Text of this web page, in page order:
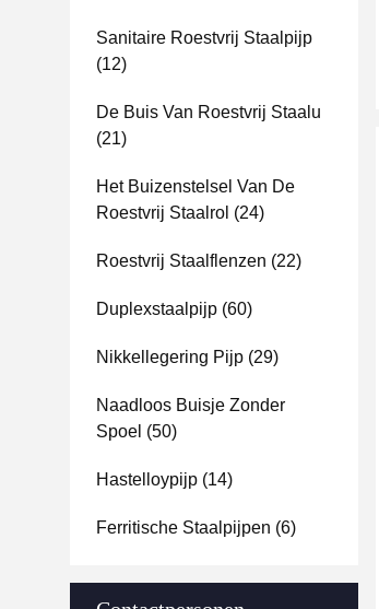
Sanitaire Roestvrij Staalpijp
(12)
De Buis Van Roestvrij Staalu
(21)
Het Buizenstelsel Van De
Roestvrij Staalrol (24)
Roestvrij Staalflenzen (22)
Duplexstaalpijp (60)
Nikkellegering Pijp (29)
Naadloos Buisje Zonder
Spoel (50)
Hastelloypijp (14)
Ferritische Staalpijpen (6)